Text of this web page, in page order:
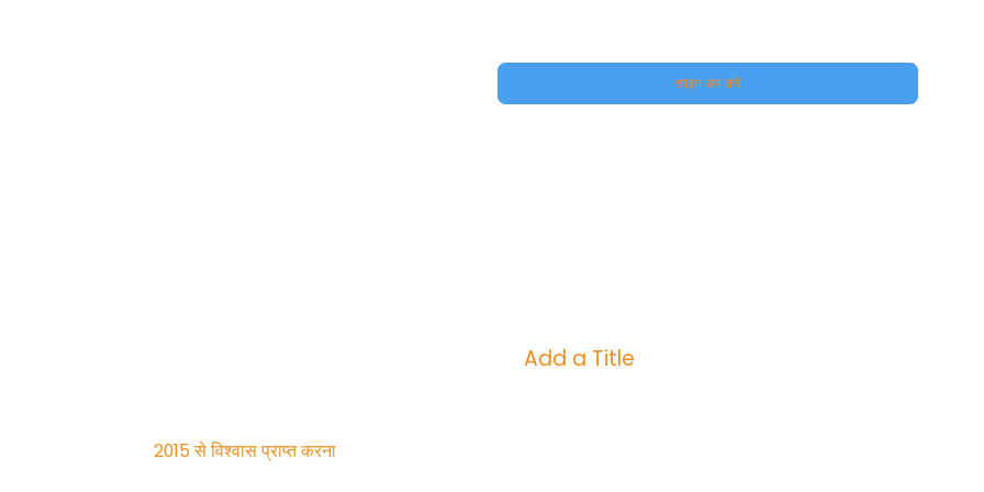
साइन अप करें
Add a Title
2015 से विश्वास प्राप्त करना